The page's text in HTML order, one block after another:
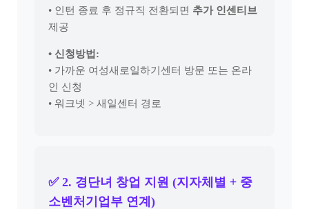
• 인턴 종료 후 정규직 전환되면 추가 인센티브
제공
• 신청방법:
• 가까운 여성새로일하기센터 방문 또는 온라
인 신청
• 워크넷 > 새일센터 경로
✅ 2. 경단녀 창업 지원 (지자체별 + 중
소벤처기업부 연계)